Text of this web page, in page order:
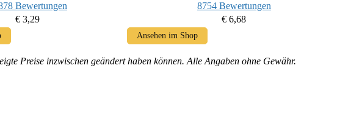
Bewertungen
8754 Bewertungen
€ 3,29 € 6,68
Ansehen im Shop
Preise inzwischen geändert haben können. Alle Angaben ohne Gewähr.